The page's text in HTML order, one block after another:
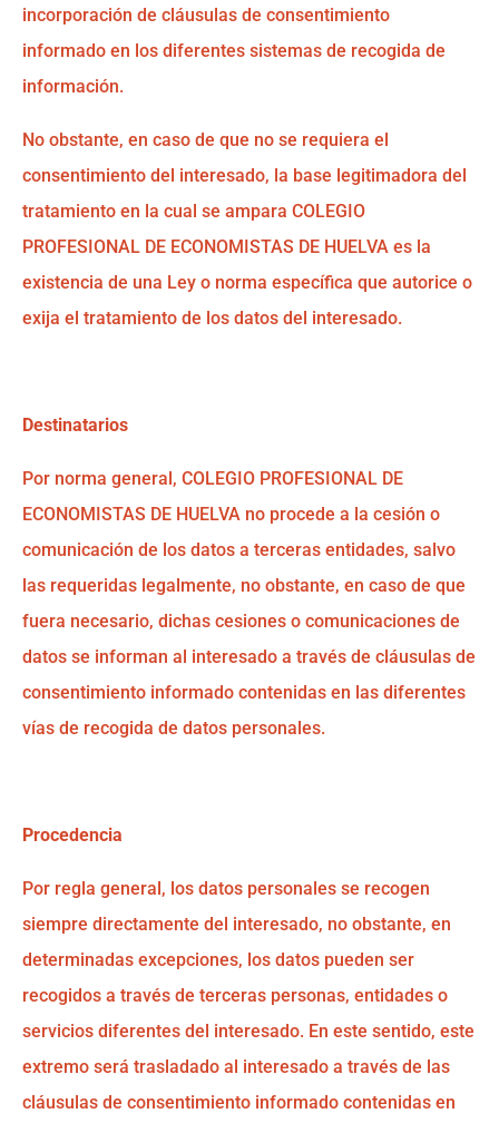
incorporación de cláusulas de consentimiento
informado en los diferentes sistemas de recogida de
información.
No obstante, en caso de que no se requiera el
consentimiento del interesado, la base legitimadora del
tratamiento en la cual se ampara COLEGIO
PROFESIONAL DE ECONOMISTAS DE HUELVA es la
existencia de una Ley o norma específica que autorice o
exija el tratamiento de los datos del interesado.
Destinatarios
Por norma general, COLEGIO PROFESIONAL DE
ECONOMISTAS DE HUELVA no procede a la cesión o
comunicación de los datos a terceras entidades, salvo
las requeridas legalmente, no obstante, en caso de que
fuera necesario, dichas cesiones o comunicaciones de
datos se informan al interesado a través de cláusulas de
consentimiento informado contenidas en las diferentes
vías de recogida de datos personales.
Procedencia
Por regla general, los datos personales se recogen
siempre directamente del interesado, no obstante, en
determinadas excepciones, los datos pueden ser
recogidos a través de terceras personas, entidades o
servicios diferentes del interesado. En este sentido, este
extremo será trasladado al interesado a través de las
cláusulas de consentimiento informado contenidas en